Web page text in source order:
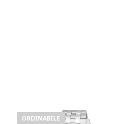
ORDINABILE